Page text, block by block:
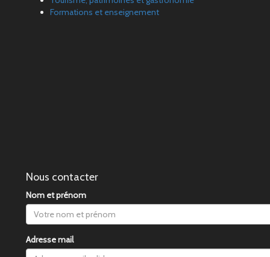
Formations et enseignement
Nous contacter
Nom et prénom
Adresse mail